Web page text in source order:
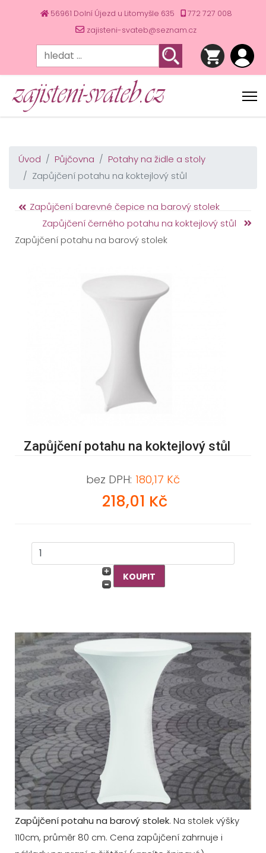
56961 Dolní Újezd u Litomyšle 635
772 727 008
zajisteni-svateb@seznam.cz
Úvod Půjčovna
Potahy na židle a stoly
Zapůjčení potahu na koktejlový stůl
Zapůjčení barevné čepice na barový stolek
Zapůjčení černého potahu na koktejlový stůl
Zapůjčení potahu na barový stolek
Zapůjčení potahu na koktejlový stůl
bez DPH: 180,17 Kč
218,01 Kč
Zapůjčení potahu na barový stolek. Na stolek výšky
110cm, průměr 80 cm. Cena zapůjčení zahrnuje i